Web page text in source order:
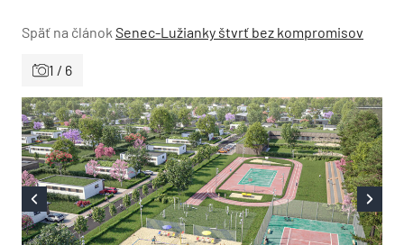
Späť na článok Senec-Lužianky štvrť bez kompromisov
1 / 6